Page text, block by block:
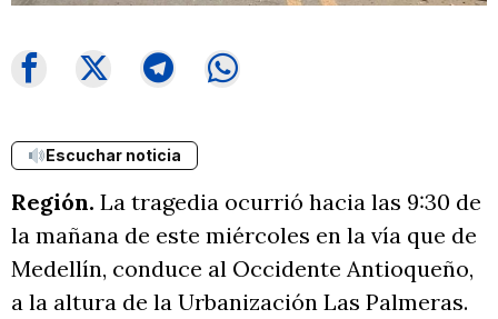
Escuchar noticia
Región. La tragedia ocurrió hacia las 9:30 de
la mañana de este miércoles en la vía que de
Medellín, conduce al Occidente Antioqueño,
a la altura de la Urbanización Las Palmeras.